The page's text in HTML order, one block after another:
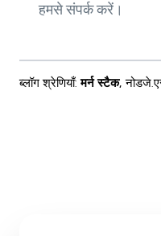
हमसे संपर्क करें।
ब्लॉग श्रेणियाँ: मर्न स्टैक,